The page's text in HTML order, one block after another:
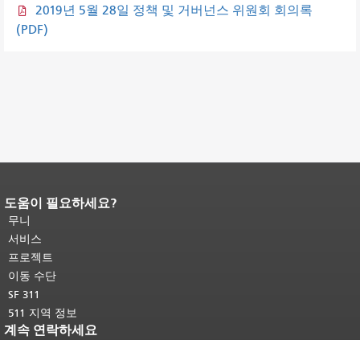
2019년 5월 28일 정책 및 거버넌스 위원회 회의록
(PDF)
페이지 내용 끝입니다.이 페이지의 나
머지 내용은 모든 페이지에 반복됩니
다.메인 콘텐츠 상단으로 돌아가려면
여기를 클릭하십시오
도움이 필요하세요?
무니
서비스
프로젝트
이동 수단
SF 311
511 지역 정보
계속 연락하세요